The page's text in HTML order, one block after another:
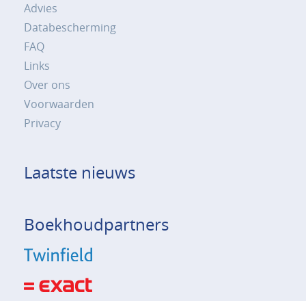
Advies
Databescherming
FAQ
Links
Over ons
Voorwaarden
Privacy
Laatste nieuws
Boekhoudpartners